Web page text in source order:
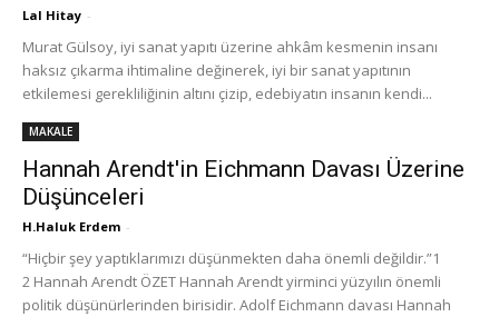
Lal Hitay -
Murat Gülsoy, iyi sanat yapıtı üzerine ahkâm kesmenin insanı
haksız çıkarma ihtimaline değinerek, iyi bir sanat yapıtının
etkilemesi gerekliliğinin altını çizip, edebiyatın insanın kendi...
MAKALE
Hannah Arendt'in Eichmann Davası Üzerine
Düşünceleri
H.Haluk Erdem -
“Hiçbir şey yaptıklarımızı düşünmekten daha önemli değildir.”1
2 Hannah Arendt ÖZET Hannah Arendt yirminci yüzyılın önemli
politik düşünürlerinden birisidir. Adolf Eichmann davası Hannah